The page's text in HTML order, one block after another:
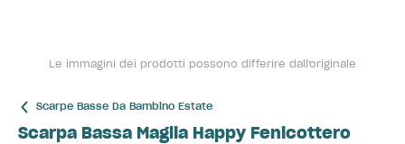
Le immagini dei prodotti possono differire dall'originale
Scarpe Basse Da Bambino Estate
Scarpa Bassa Maglia Happy Fenicottero